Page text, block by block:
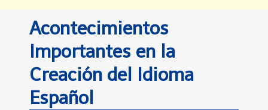
Acontecimientos
Importantes en la
Creación del Idioma
Español